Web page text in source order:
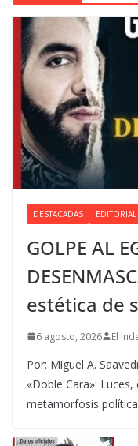
DESTACADAS EDITORIAL
GOLPE AL
estética de
6 agosto, 2026 El
Por: Miguel A.
«Doble Cara»:
metamorfosis